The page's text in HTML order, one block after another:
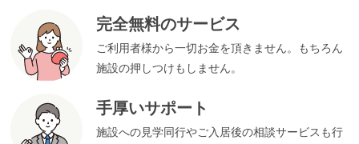
完全無料のサービス
ご利用者様から一切お金を頂きません。もちろん
施設の押しつけもしません。
手厚いサポート
施設への見学同行やご入居後の相談サービスも行